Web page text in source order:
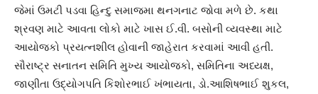
જેમાં ઉમટી પડવા હિન્દુ સમાજમા થનગનાટ જોવા મળે છે. કથા
શ્રવણ માટે આવતા લોકો માટે ખાસ ઈ.વી. બસોની વ્યવસ્થા માટે
આયોજકો પ્રયત્નશીલ હોવાની જાહેરાત કરવામાં આવી હતી.
સૌરાષ્ટ્ર સનાતન સમિતિ મુખ્ય આયોજકો, સમિતિના અધ્યક્ષ,
જાણીતા ઉદ્યોગપતિ કિશોરભાઈ ખંભાયતા, ડો.આશિષભાઈ શુકલ,